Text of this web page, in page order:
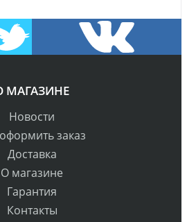
МАГАЗИНЕ
Новости
заказ
Доставка
О магазине
Гарантия
Контакты